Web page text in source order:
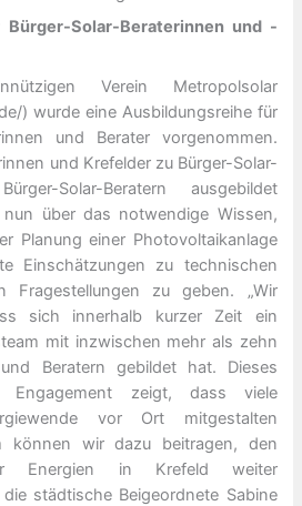
Solar-Beraterinnen und -
Verein Metropolsolar
) wurde eine Ausbildungsreihe für
und Berater vorgenommen.
und Krefelder zu Bürger-Solar-
Solar-Beratern ausgebildet
über das notwendige Wissen,
Planung einer Photovoltaikanlage
Einschätzungen zu technischen
Fragestellungen zu geben. „Wir
sich innerhalb kurzer Zeit ein
mit inzwischen mehr als zehn
Beratern gebildet hat. Dieses
Engagement zeigt, dass viele
vor Ort mitgestalten
können wir dazu beitragen, den
Energien in Krefeld weiter
städtische Beigeordnete Sabine